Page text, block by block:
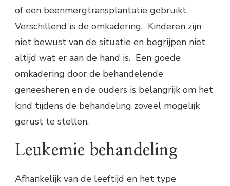
of een beenmergtransplantatie gebruikt.
Verschillend is de omkadering. Kinderen zijn
niet bewust van de situatie en begrijpen niet
altijd wat er aan de hand is. Een goede
omkadering door de behandelende
geneesheren en de ouders is belangrijk om het
kind tijdens de behandeling zoveel mogelijk
gerust te stellen.
Leukemie behandeling
Afhankelijk van de leeftijd en het type